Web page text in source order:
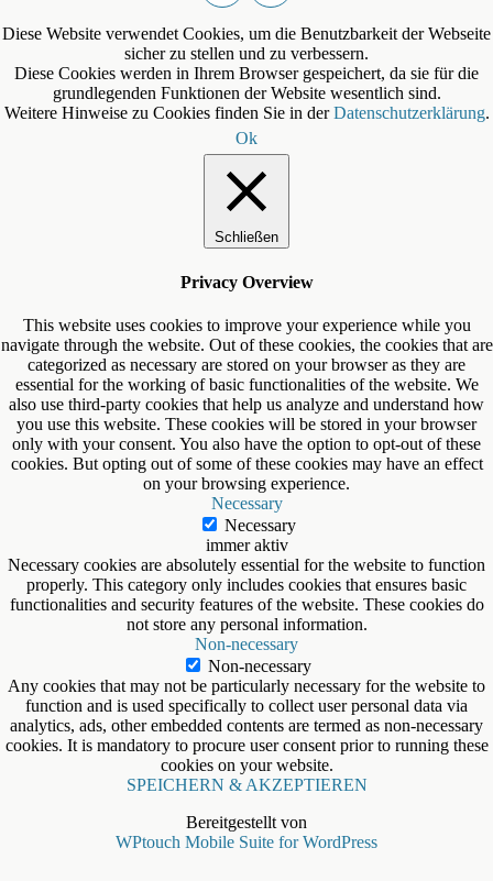
Diese Website verwendet Cookies, um die Benutzbarkeit der Webseite
sicher zu stellen und zu verbessern.
Diese Cookies werden in Ihrem Browser gespeichert, da sie für die
grundlegenden Funktionen der Website wesentlich sind.
Weitere Hinweise zu Cookies finden Sie in derDatenschutzerklärung.
Ok
Schließen
Privacy Overview
This website uses cookies to improve your experience while you
navigate through the website. Out of these cookies, the cookies that are
categorized as necessary are stored on your browser as they are
essential for the working of basic functionalities of the website. We
also use third-party cookies that help us analyze and understand how
you use this website. These cookies will be stored in your browser
only with your consent. You also have the option to opt-out of these
cookies. But opting out of some of these cookies may have an effect
on your browsing experience.
Necessary
Necessary
immer aktiv
Necessary cookies are absolutely essential for the website to function
properly. This category only includes cookies that ensures basic
functionalities and security features of the website. These cookies do
not store any personal information.
Non-necessary
Non-necessary
Any cookies that may not be particularly necessary for the website to
function and is used specifically to collect user personal data via
analytics, ads, other embedded contents are termed as non-necessary
cookies. It is mandatory to procure user consent prior to running these
cookies on your website.
SPEICHERN & AKZEPTIEREN
Bereitgestellt von
WPtouch Mobile Suite for WordPress